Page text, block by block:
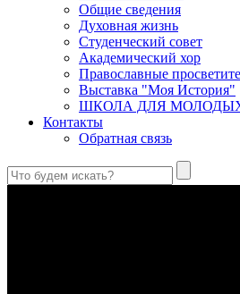
Общие сведения
Духовная жизнь
Студенческий совет
Академический хор
Православные
Выставка "Моя История"
ШКОЛА ДЛЯ
Контакты
Обратная связь